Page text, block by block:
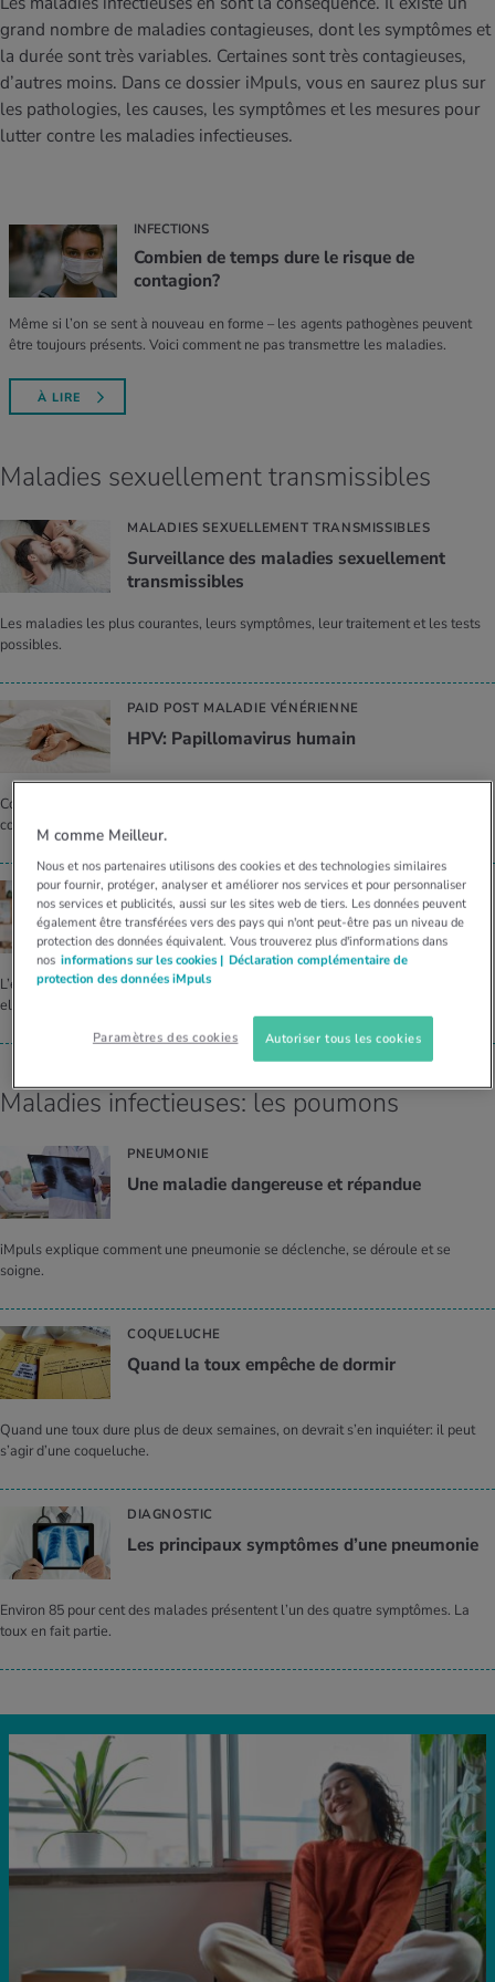
et intolérances
Calculateur d’IMC
Calculez votre besoin en calories
d’hiver
Course & Jogging
au quotidien
de relaxation
Détente active
médical
spécialisée
des femmes
Réduire la tension artérielle
Douleurs nerveuses
ACTUELS DANS LE DOMAINE SERVICE
Offres
Tool, test et quiz
grand nombre de maladies contagieuses, dont les symptômes et
la durée sont très variables. Certaines sont très contagieuses,
d’autres moins. Dans ce dossier iMpuls, vous en saurez plus sur
les pathologies, les causes, les symptômes et les mesures pour
lutter contre les maladies infectieuses.
INFECTIONS
Combien de temps dure le risque de
contagion?
Même si l’on se sent à nouveau en forme – les agents pathogènes peuvent
être toujours présents. Voici comment ne pas transmettre les maladies.
À LIRE
Maladies sexuellement transmissibles
MALADIES SEXUELLEMENT TRANSMISSIBLES
Sur­veillance des mala­dies sexuel­le­ment
trans­mis­sibles
Les maladies les plus courantes, leurs symptômes, leur traitement et les tests
possibles.
PAID POST MALADIE VÉNÉRIENNE
HPV: Papil­lo­ma­vi­rus humain
Comment attrape-t-on le HPV, quelles en sont les conséquences possibles et
comment peut-on s’en protéger? Un aperçu.
PAID POST PRÉVENTION
Quand la pré­ven­tion contre le HPV est-elle
utile?
L’efficacité de la vaccination contre le HPV en tant que mesure préventive est-
elle maintenue après le premier rapport sexuel?
Maladies infectieuses: les poumons
PNEUMONIE
Une mala­die dan­ge­reuse et répan­due
iMpuls explique comment une pneumonie se déclenche, se déroule et se
soigne.
COQUELUCHE
Quand la toux empêche de dor­mir
Quand une toux dure plus de deux semaines, on devrait s’en inquiéter: il peut
s’agir d’une coqueluche.
DIAGNOSTIC
Les prin­ci­paux symp­tômes d’une pneu­mo­nie
Environ 85 pour cent des malades présentent l’un des quatre symptômes. La
toux en fait partie.
M comme Meilleur.
Nous et nos partenaires utilisons des cookies et des technologies similaires
pour fournir, protéger, analyser et améliorer nos services et pour personnaliser
nos services et publicités, aussi sur les sites web de tiers. Les données peuvent
également être transférées vers des pays qui n'ont peut-être pas un niveau de
protection des données équivalent. Vous trouverez plus d'informations dans
nos informations sur les cookies | Déclaration complémentaire de
protection des données iMpuls
Paramètres des cookies Autoriser tous les cookies